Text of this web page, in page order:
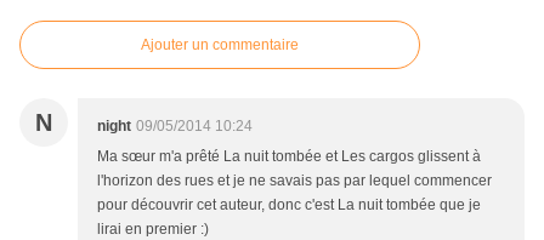
Ajouter un commentaire
N night 09/05/2014 10:24
Ma sœur m'a prêté La nuit tombée et Les cargos glissent à
l'horizon des rues et je ne savais pas par lequel commencer
pour découvrir cet auteur, donc c'est La nuit tombée que je
lirai en premier :)